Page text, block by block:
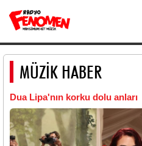
MÜZİK HABER
Dua Lipa'nın korku dolu anları